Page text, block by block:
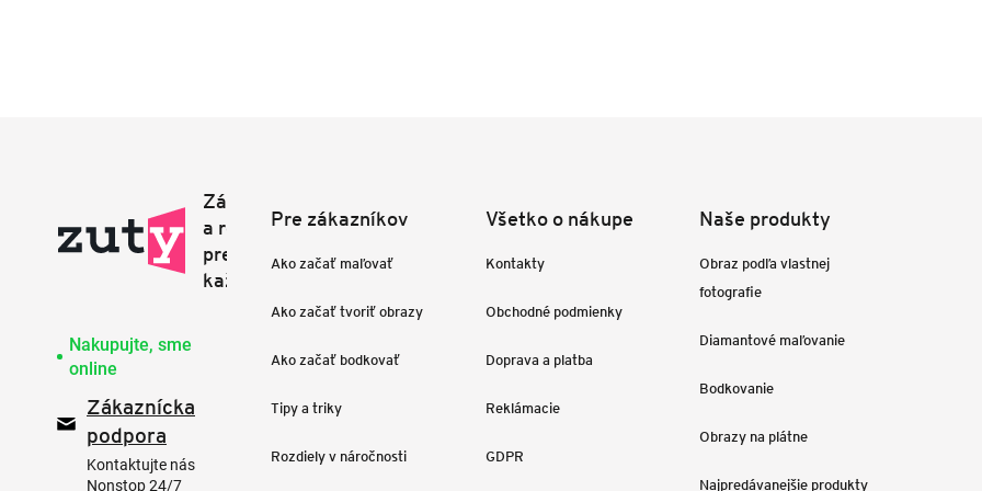
Nakupujte, sme
online
Zákaznícka
podpora
Kontaktujte nás
Nonstop 24/7
Pre zákazníkov
Ako začať maľovať
Ako začať tvoriť obrazy
Ako začať bodkovať
Tipy a triky
Rozdiely v náročnosti
Všetko o nákupe
Kontakty
Obchodné podmienky
Doprava a platba
Reklámacie
GDPR
Naše produkty
Obraz podľa vlastnej
fotografie
Diamantové maľovanie
Bodkovanie
Obrazy na plátne
Najpredávanejšie produkty